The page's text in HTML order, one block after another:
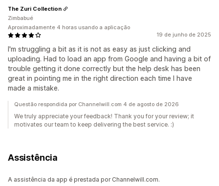
19 de junho de 2025
I'm struggling a bit as it is not as easy as just clicking and
uploading. Had to load an app from Google and having a bit of
trouble getting it done correctly but the help desk has been
great in pointing me in the right direction each time I have
made a mistake.
The Zuri Collection
Zimbabué
Aproximadamente 4 horas usando a aplicação
Questão respondida por Channelwill.com 4 de agosto de 2026
We truly appreciate your feedback! Thank you for your review; it
motivates our team to keep delivering the best service. :)
Assistência
A assistência da app é prestada por Channelwill.com.